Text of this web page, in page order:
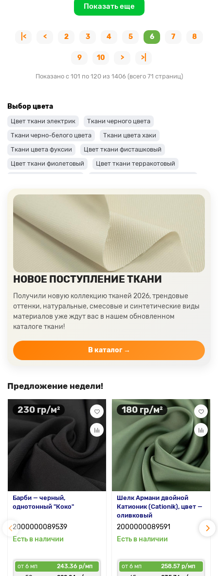
Показать еще
|< < 2 3 4 5 6 7 8
9 10 > >|
Показано с 101 по 120 из 1406 (всего 71 страниц)
Выбор цвета
Цвет ткани электрик
Ткани черного цвета
Ткани черно-белого цвета
Ткани цвета хаки
Ткани цвета фуксии
Цвет ткани фисташковый
Цвет ткани фиолетовый
Цвет ткани терракотовый
Цвет ткани салатовый
Цвет ткани розовый
Ткани цвета пудра
Ткани персикового цвета
Ткани оранжевого цвета
Ткани оливкового цвета
Цвет ткани мятный
Ткани цвета айвори, молочные оттенки
Ткани лимонного цвета
Ткани красного цвета разных оттенков
Изумрудный цвет ткани
Ткани зеленого цвета
Ткани желтого цвета
Ткани цвета индиго
Цвет ткани бежевый
НОВОЕ ПОСТУПЛЕНИЕ ТКАНИ
Получили новую коллекцию тканей 2026, трендовые
оттенки, натуральные, смесовые и синтетические виды
материалов уже ждут вас в нашем обновленном
каталоге ткани!
В каталог →
Предложение недели!
230 гр/м²
Барби — черный,
однотонный "Коко"
2000000089539
Есть в наличии
от 6 мп
243.36 р/мп
180 гр/м²
Шелк Армани двойной
Катионик (Cationik), цвет —
оливковый
2000000089591
Есть в наличии
от 6 мп
258.57 р/мп